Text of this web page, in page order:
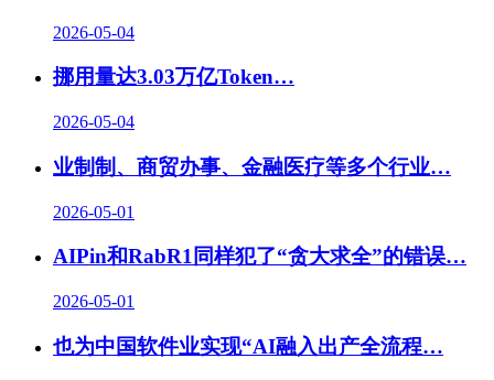
2026-05-04
挪用量达3.03万亿Token…
2026-05-04
业制制、商贸办事、金融医疗等多个行业…
2026-05-01
AIPin和RabR1同样犯了“贪大求全”的错误…
2026-05-01
也为中国软件业实现“AI融入出产全流程…